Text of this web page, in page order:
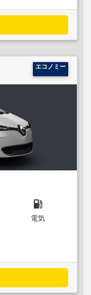
エコノミー
local_gas_station
電気